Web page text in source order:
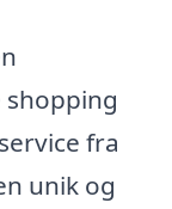
fra
unik og